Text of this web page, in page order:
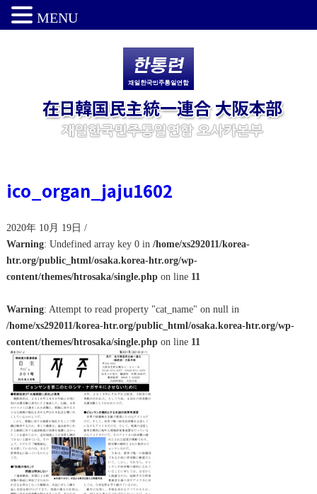
ico_organ_jaju1602
2020年 10月 19日 /
Warning: Undefined array key 0 in /home/xs292011/korea-
htr.org/public_html/osaka.korea-htr.org/wp-
content/themes/htrosaka/single.phpon line 11
Warning: Attempt to read property "cat_name" on null in
/home/xs292011/korea-htr.org/public_html/osaka.korea-htr.org/wp-
content/themes/htrosaka/single.phpon line 11
MENU